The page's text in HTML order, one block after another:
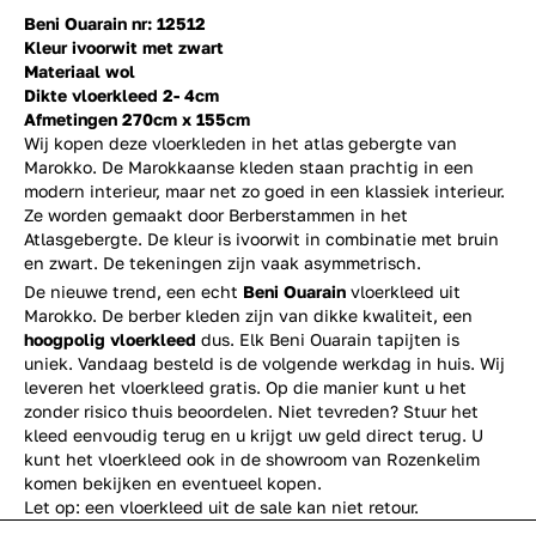
Beni Ouarain nr: 12512
Kleur ivoorwit met zwart
Materiaal wol
Dikte vloerkleed 2- 4cm
Afmetingen 270cm x 155cm
Wij kopen deze vloerkleden in het atlas gebergte van
Marokko. De Marokkaanse kleden staan prachtig in een
modern interieur, maar net zo goed in een klassiek interieur.
Ze worden gemaakt door Berberstammen in het
Atlasgebergte. De kleur is ivoorwit in combinatie met bruin
en zwart. De tekeningen zijn vaak asymmetrisch.
De nieuwe trend, een echt Beni Ouarain vloerkleed uit
Marokko. De berber kleden zijn van dikke kwaliteit, een
hoogpolig vloerkleed dus. Elk Beni Ouarain tapijten is
uniek. Vandaag besteld is de volgende werkdag in huis. Wij
leveren het vloerkleed gratis. Op die manier kunt u het
zonder risico thuis beoordelen. Niet tevreden? Stuur het
kleed eenvoudig terug en u krijgt uw geld direct terug. U
kunt het vloerkleed ook in de showroom van Rozenkelim
komen bekijken en eventueel kopen.
Let op: een vloerkleed uit de sale kan niet retour.